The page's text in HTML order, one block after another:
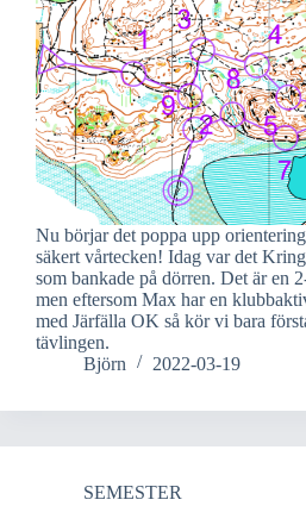
Nu börjar det poppa upp
säkert vårtecken! Idag var det
som bankade på dörren. Det är en
men eftersom Max har en
med Järfälla OK så kör vi bara
tävlingen.
Björn
2022-03-19
SEMESTER